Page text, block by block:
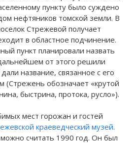
пункту было суждено
нефтяников томской земли. В
Стрежевой получает
в областное подчинение.
пункт планировали назвать
от этого решили
название, связанное с его
(Стрежень обозначает «крутой
быстрина, протока, русло»).
мест горожан и гостей
краеведческий музей.
считать 1990 год. Он был